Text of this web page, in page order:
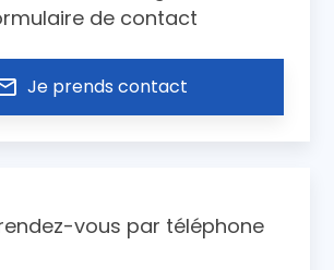
de contact
Je prends contact
vous par téléphone